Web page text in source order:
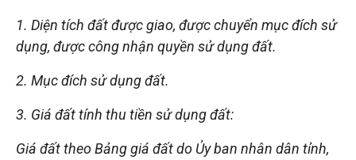
1. Diện tích đất được giao, được chuyển mục đích sử
dụng, được công nhận quyền sử dụng đất.
2. Mục đích sử dụng đất.
3. Giá đất tính thu tiền sử dụng đất:
Giá đất theo Bảng giá đất do Ủy ban nhân dân tỉnh,